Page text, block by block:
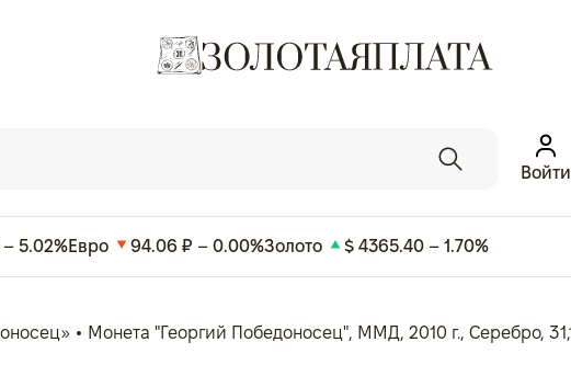
Войти
5.02%Евро 94.06 ₽ – 0.00%Золото $ 4365.40 – 1.70%
Монета "Георгий Победоносец", ММД, 2010 г., Серебро,